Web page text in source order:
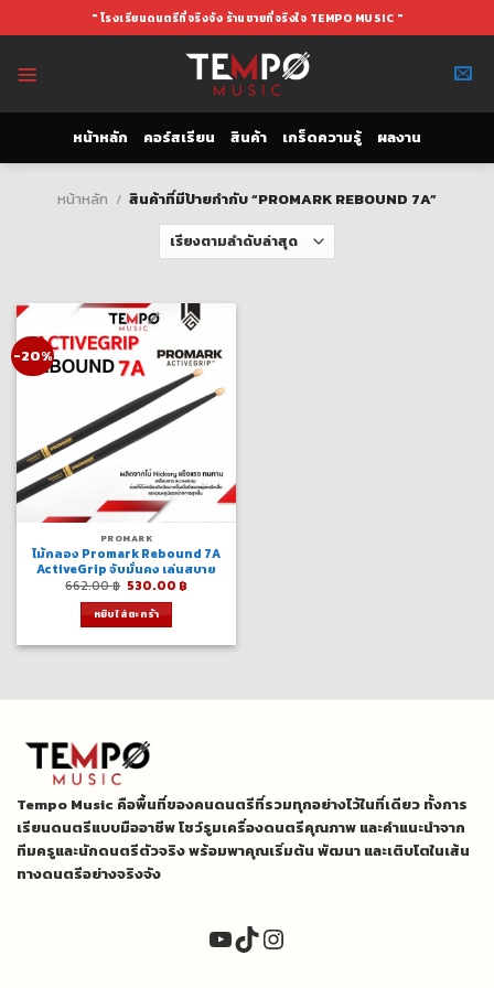
to
" โรงเรียนดนตรีที่จริงจัง ร้านขายที่จริงใจ TEMPO MUSIC "
หน้าหลัก คอร์สเรียน สินค้า เกร็ดความรู้ ผลงาน
หน้าหลัก / สินค้าที่มีป้ายกำกับ “PROMARK REBOUND 7A”
-20%
PROMARK
ไม้กลอง Promark Rebound 7A
ActiveGrip จับมั่นคง เล่นสบาย
662.00฿ Original
was:
662.00 ฿.
530.00 ฿Current
หยิบใส่ตะกร้า
Tempo Music คือพื้นที่ของคนดนตรีที่รวมทุกอย่างไว้ในที่เดียว ทั้งการ
เรียนดนตรีแบบมืออาชีพ โชว์รูมเครื่องดนตรีคุณภาพ และคำแนะนำจาก
ทีมครูและนักดนตรีตัวจริง พร้อมพาคุณเริ่มต้น พัฒนา และเติบโตในเส้น
ทางดนตรีอย่างจริงจัง
YouTube
TikTok
Instagram